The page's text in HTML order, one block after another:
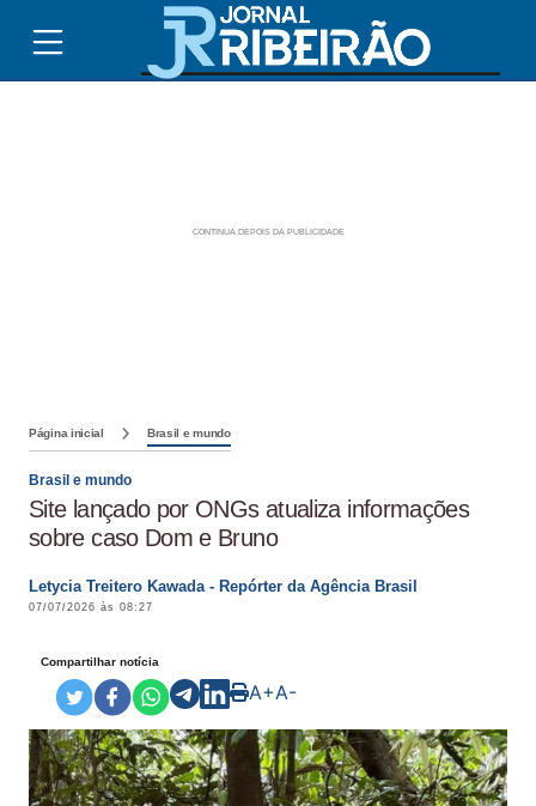
Página inicial Brasil e mundo
Brasil e mundo
Site lançado por ONGs atualiza informações
sobre caso Dom e Bruno
Letycia Treitero Kawada - Repórter da Agência Brasil
07/07/2026 às 08:27
Compartilhar notícia
A+A-